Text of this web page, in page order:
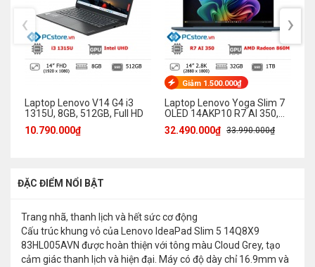
Laptop Lenovo V14 G4 i3
1315U, 8GB, 512GB, Full HD
10.790.000₫
Giảm 1.500.000₫
Laptop Lenovo Yoga Slim 7
OLED 14AKP10 R7 AI 350,
32GB, 1TB, 2.8K OLED
120Hz
32.490.000₫ 33.990.000₫
‹ ›
ĐẶC ĐIỂM NỔI BẬT
Trang nhã, thanh lịch và hết sức cơ động
Cấu trúc khung vỏ của Lenovo IdeaPad Slim 5 14Q8X9
83HL005AVN được hoàn thiện với tông màu Cloud Grey, tạo
cảm giác thanh lịch và hiện đại. Máy có độ dày chỉ 16.9mm và